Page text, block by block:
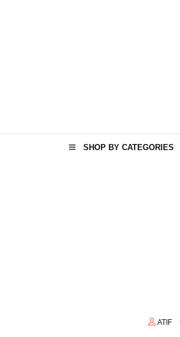
SHOP BY CATEGORIES
ATIF